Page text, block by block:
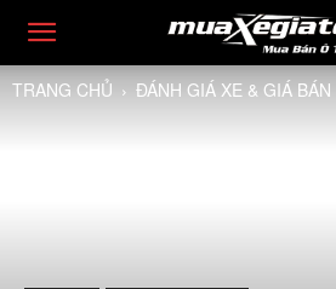
TRANG CHỦ ĐÁNH GIÁ XE & GIÁ BÁN